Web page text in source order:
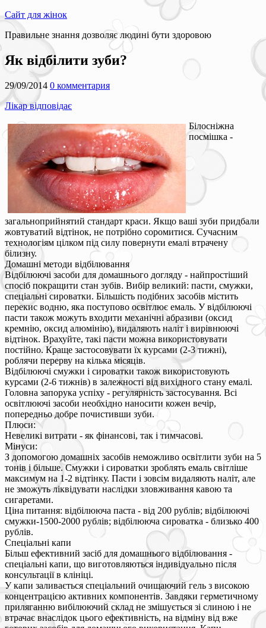
Сайт для жінок
Правильне знання дозволяє людині бути здоровою
Як відбілити зуби?
29/09/2014 0 комментария
Лікар відповідає
Білосніжна
посмішка -
загальноприйнятий стандарт краси. Якщо ваші зуби придбали
жовтуватий відтінок, не потрібно соромитися. Сучасним
технологіям цілком під силу повернути емалі втрачену
білизну.
Домашні методи відбілювання
Відбілюючі засоби для домашнього догляду - найпростіший
спосіб покращити стан зубів. Вибір великий: пасти, смужки,
спеціальні сироватки. Більшість подібних засобів містить
перекис водню, яка поступово освітлює емаль. У відбілюючі
пасти також можуть входити механічні абразиви (оксид
кремнію, оксид алюмінію), видаляють наліт і вирівнюючі
відтінок. Врахуйте, такі пасти можна використовувати
постійно. Краще застосовувати їх курсами (2-3 тижні),
роблячи перерву на кілька місяців.
Відбілюючі смужки і сироватки також використовують
курсами (2-6 тижнів) в залежності від вихідного стану емалі.
Головна запорука успіху - регулярність застосування. Всі
освітлюючі засоби необхідно наносити кожен вечір,
попередньо добре почистивши зуби.
Плюси:
Невеликі витрати - як фінансові, так і тимчасові.
Мінуси:
З допомогою домашніх засобів неможливо освітлити зуби на 5
тонів і більше. Смужки і сироватки зроблять емаль світліше
максимум на 1-2 відтінку. Пасти і зовсім видаляють наліт, але
не зможуть ліквідувати наслідки зловживання кавою та
сигаретами.
Ціна питання: відбілююча паста - від 200 рублів; відбілюючі
смужки-1500-2000 рублів; відбілююча сироватка - близько 400
рублів.
Спеціальні капи
Більш ефективний засіб для домашнього відбілювання -
спеціальні капи, що виготовляються індивідуально після
консультації в клініці.
У капи заливається спеціальний очищаючий гель з високою
концентрацією активних компонентів. Завдяки герметичному
приляганню вибілюючий склад не змішується зі слиною і не
втрачає внаслідок цього ефективність, на відміну від вже